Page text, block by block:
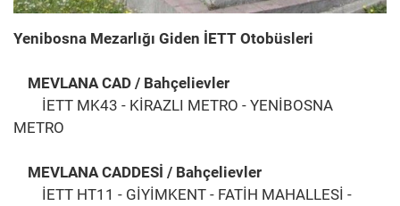
Yenibosna Mezarlığı Giden İETT Otobüsleri
MEVLANA CAD / Bahçelievler
İETT MK43 - KİRAZLI METRO - YENİBOSNA
METRO
MEVLANA CADDESİ / Bahçelievler
İETT HT11 - GİYİMKENT - FATİH MAHALLESİ -